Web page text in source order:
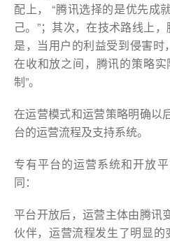
配上， “腾讯选择的是优先成
己。”；其次，在技术路线上
是，当用户的利益受到侵害时
在收和放之间，腾讯的策略
制”。
在运营模式和运营策略明确以
台的运营流程及支持系统。
专有平台的运营系统和开放
同：
平台开放后，运营主体由腾讯
伙伴，运营流程发生了明显